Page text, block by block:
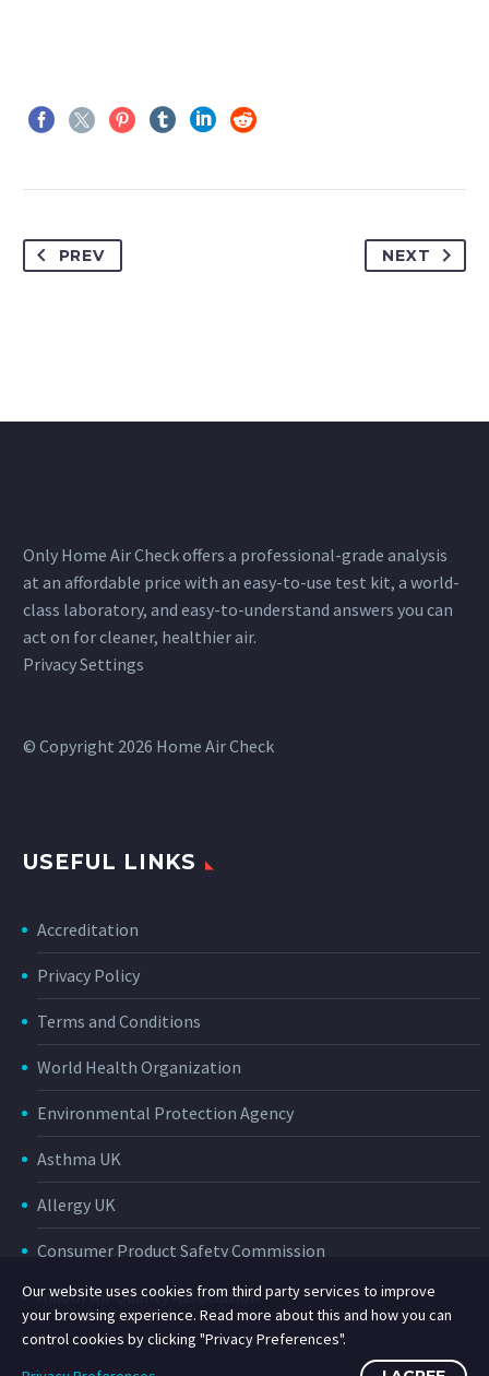
PREV NEXT
Only Home Air Check offers a professional-grade analysis
at an affordable price with an easy-to-use test kit, a world-
class laboratory, and easy-to-understand answers you can
act on for cleaner, healthier air.
Privacy Settings
© Copyright 2026 Home Air Check
USEFUL LINKS
Accreditation
Privacy Policy
Terms and Conditions
World Health Organization
Environmental Protection Agency
Asthma UK
Allergy UK
Consumer Product Safety Commission
Indoor Air Quality Association
Our website uses cookies from third party services to improve
your browsing experience. Read more about this and how you can
control cookies by clicking "Privacy Preferences".